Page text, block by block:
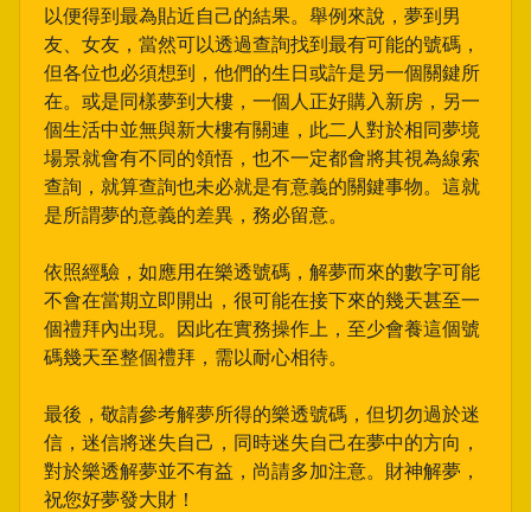
以便得到最為貼近自己的結果。舉例來說，夢到男
友、女友，當然可以透過查詢找到最有可能的號碼，
但各位也必須想到，他們的生日或許是另一個關鍵所
在。或是同樣夢到大樓，一個人正好購入新房，另一
個生活中並無與新大樓有關連，此二人對於相同夢境
場景就會有不同的領悟，也不一定都會將其視為線索
查詢，就算查詢也未必就是有意義的關鍵事物。這就
是所謂夢的意義的差異，務必留意。
依照經驗，如應用在樂透號碼，解夢而來的數字可能
不會在當期立即開出，很可能在接下來的幾天甚至一
個禮拜內出現。因此在實務操作上，至少會養這個號
碼幾天至整個禮拜，需以耐心相待。
最後，敬請參考解夢所得的樂透號碼，但切勿過於迷
信，迷信將迷失自己，同時迷失自己在夢中的方向，
對於樂透解夢並不有益，尚請多加注意。財神解夢，
祝您好夢發大財！